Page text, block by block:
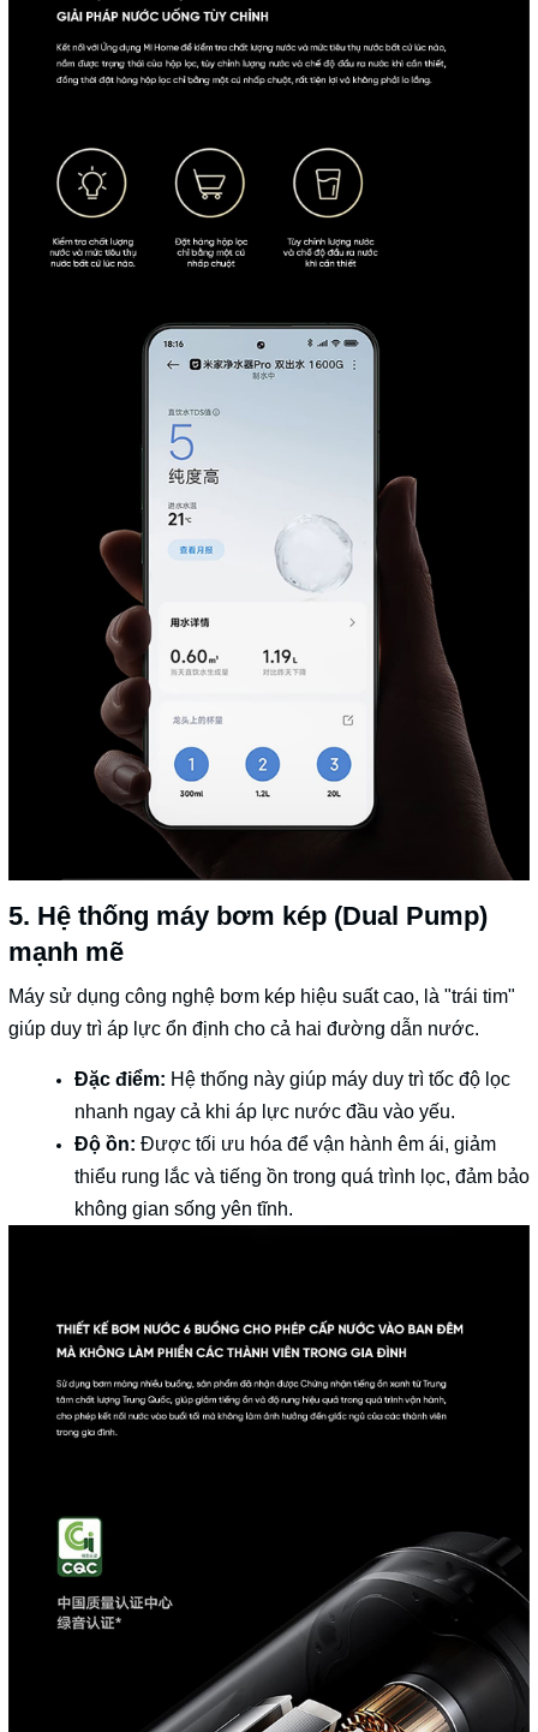
5. Hệ thống máy bơm kép (Dual Pump)
mạnh mẽ
Máy sử dụng công nghệ bơm kép hiệu suất cao, là "trái tim"
giúp duy trì áp lực ổn định cho cả hai đường dẫn nước.
Đặc điểm: Hệ thống này giúp máy duy trì tốc độ lọc
nhanh ngay cả khi áp lực nước đầu vào yếu.
Độ ồn: Được tối ưu hóa để vận hành êm ái, giảm
thiểu rung lắc và tiếng ồn trong quá trình lọc, đảm bảo
không gian sống yên tĩnh.